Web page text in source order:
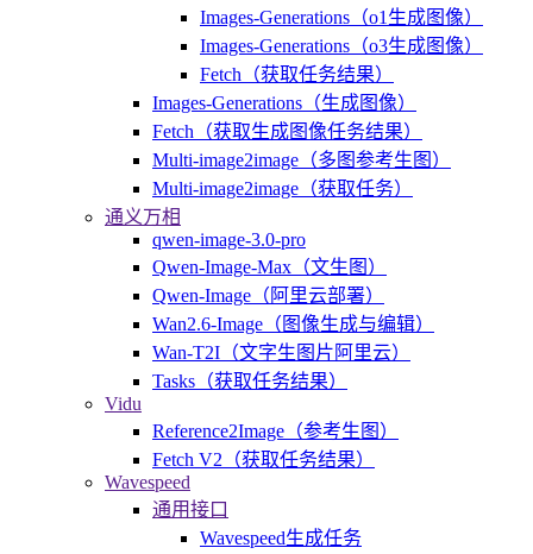
Images-Generations（o1生成图像）
Images-Generations（o3生成图像）
Fetch（获取任务结果）
Images-Generations（生成图像）
Fetch（获取生成图像任务结果）
Multi-image2image（多图参考生图）
Multi-image2image（获取任务）
通义万相
qwen-image-3.0-pro
Qwen-Image-Max（文生图）
Qwen-Image（阿里云部署）
Wan2.6-Image（图像生成与编辑）
Wan-T2I（文字生图片阿里云）
Tasks（获取任务结果）
Vidu
Reference2Image（参考生图）
Fetch V2（获取任务结果）
Wavespeed
通用接口
Wavespeed生成任务